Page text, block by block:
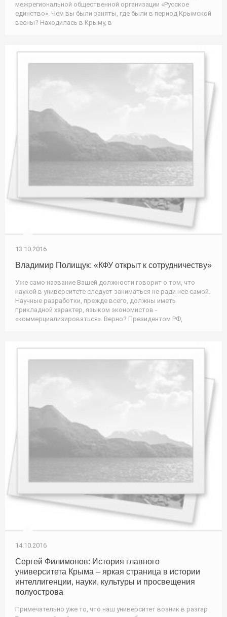
межрегиональной общественной организации «Русское
единство». Чем вы были заняты, где были в период Крымской
весны? Находилась в Крыму, в
13.10.2016
Владимир Полищук: «КФУ открыт к сотрудничеству»
Уже само название Вашей должности говорит о том, что
наукой в университете следует заниматься не ради нее самой.
Научные разработки, прежде всего, должны иметь
прикладной характер, языком экономистов -
«коммерциализироваться». Верно? Президентом РФ,
14.10.2016
Сергей Филимонов: История главного
университета Крыма – яркая страница в истории
интеллигенции, науки, культуры и просвещения
полуострова
Примечательно уже то, что наш университет возник в разгар